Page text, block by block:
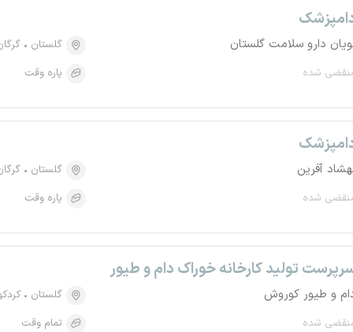
دارو سلامت گلستان
شده
گلستان
پاره وقت
آفرین
شده
گلستان
پاره وقت
تولید کارخانه خوراک دام و طیور
و طیور کوروش
شده
گلستان
تمام وقت